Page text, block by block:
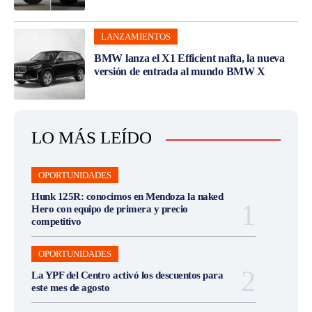
LANZAMIENTOS
BMW lanza el X1 Efficient nafta, la nueva
versión de entrada al mundo BMW X
LO MÁS LEÍDO
OPORTUNIDADES
Hunk 125R: conocimos en Mendoza la naked
Hero con equipo de primera y precio
competitivo
OPORTUNIDADES
La YPF del Centro activó los descuentos para
este mes de agosto